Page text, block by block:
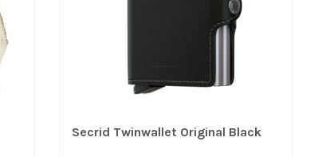
Secrid Twinwallet Original Black